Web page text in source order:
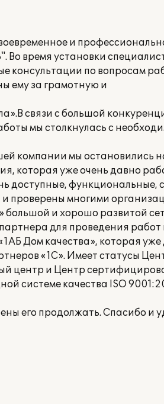
и
Во время установки
консультации по вопросам
ему за грамотную и
связи с большой
мы столкнулась с
компании мы остановились
которая уже очень давно
доступные, функциональные, с
проверены многими
и хорошо развитой
для проведения работ
Дом качества», которая уже
«1С». Имеет статусы
центр и Центр
системе качества ISO
его продолжать. Спасибо и